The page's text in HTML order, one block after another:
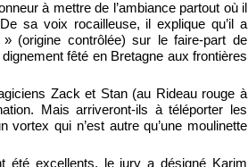
à mettre de l’ambiance partout où il
sa voix rocailleuse, il explique qu’il a
(origine contrôlée) sur le faire-part de
fêté en Bretagne aux frontières
Zack et Stan (au Rideau rouge à
Mais arriveront-ils à téléporter les
qui n’est autre qu’une moulinette
été excellents, le jury a désigné Karim